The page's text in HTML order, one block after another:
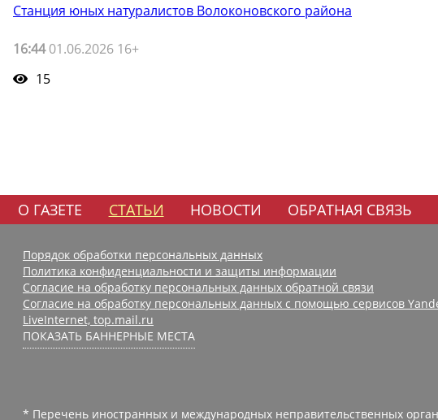
Станция юных натуралистов Волоконовского района
16:4401.06.2026 16+
15
О ГАЗЕТЕ СТАТЬИ НОВОСТИ ОБРАТНАЯ СВЯЗЬ
Порядок обработки персональных данных
Политика конфиденциальности и защиты информации
Согласие на обработку персональных данных обратной связи
Согласие на обработку персональных данных с помощью сервисов
LiveInternet, top.mail.ru
ПОКАЗАТЬ БАННЕРНЫЕ МЕСТА
* Перечень иностранных и международных неправительственных